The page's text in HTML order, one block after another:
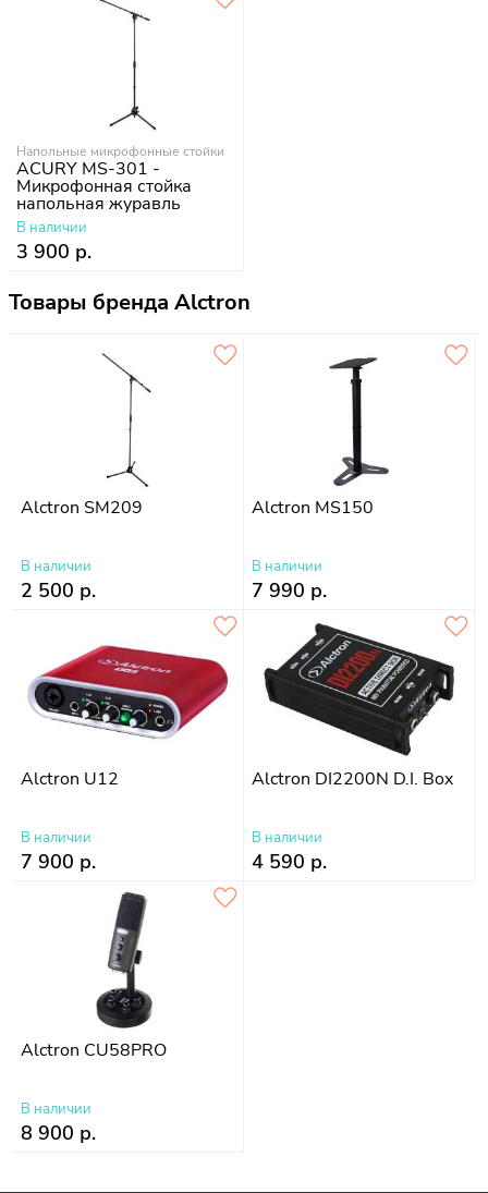
Напольные микрофонные стойки
ACURY MS-301 -
Микрофонная стойка
напольная журавль
В наличии
3 900 р.
Товары бренда Alctron
Alctron SM209
В наличии
2 500 р.
Alctron MS150
В наличии
7 990 р.
Alctron U12
В наличии
7 900 р.
Alctron DI2200N D.I. Box
В наличии
4 590 р.
Alctron CU58PRO
В наличии
8 900 р.